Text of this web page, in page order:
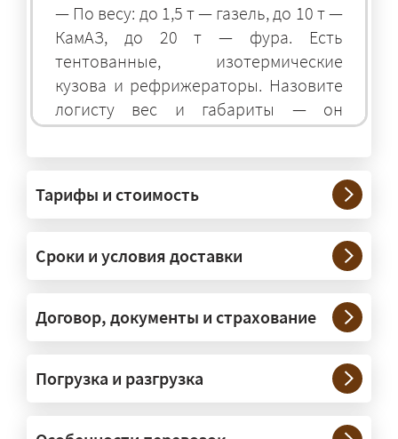
— По весу: до 1,5 т — газель, до 10 т —
КамАЗ, до 20 т — фура. Есть
тентованные, изотермические
кузова и рефрижераторы. Назовите
логисту вес и габариты — он
подберёт оптимальный транспорт.
— Штатно — от 100 кг до 20 тонн.
Мелкие партии едут догрузом,
крупные — отдельной машиной.
Тяжеловесы 30–90 т организуем
через проверенных партнёров.
России?
Тарифы и стоимость
Сроки и условия доставки
Договор, документы и страхование
Погрузка и разгрузка